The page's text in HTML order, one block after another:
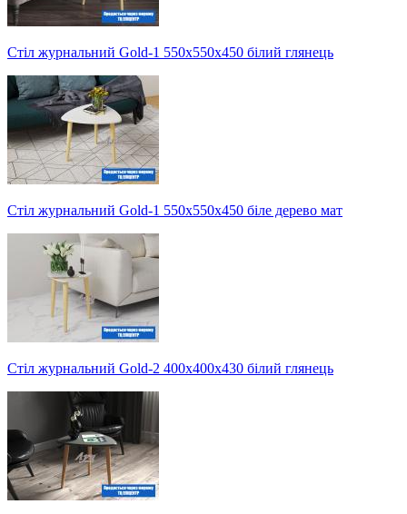
Стіл журнальний Gold-1 550х550х450 білий глянець
Стіл журнальний Gold-1 550х550х450 біле дерево мат
Стіл журнальний Gold-2 400х400х430 білий глянець